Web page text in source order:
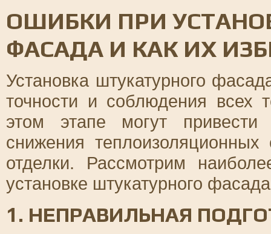
ОШИБКИ ПРИ
ФАСАДА И КАК ИХ
Установка штукатурного
точности и соблюдения всех
этом этапе могут
снижения
отделки. Рассмотрим
установке штукатурного
1. НЕПРАВИЛЬНАЯ